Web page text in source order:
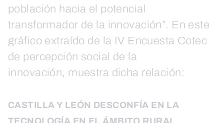
población hacia el potencial
transformador de la innovación”. En este
gráfico extraído de la IV Encuesta Cotec
de percepción social de la
innovación, muestra dicha relación:
CASTILLA Y LEÓN DESCONFÍA EN LA
TECNOLOGÍA EN EL ÁMBITO RURAL